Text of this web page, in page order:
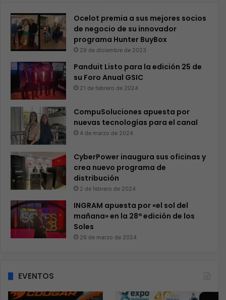
Ocelot premia a sus mejores socios
de negocio de su innovador
programa Hunter BuyBox
29 de diciembre de 2023
Panduit Listo para la edición 25 de
su Foro Anual GSIC
21 de febrero de 2024
CompuSoluciones apuesta por
nuevas tecnologías para el canal
4 de marzo de 2024
CyberPower inaugura sus oficinas y
crea nuevo programa de
distribución
2 de febrero de 2024
INGRAM apuesta por «el sol del
mañana» en la 28ª edición de los
Soles
26 de marzo de 2024
EVENTOS